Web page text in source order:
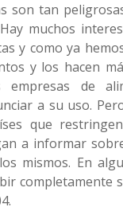
son tan
muchos
y como ya
y los hacen
empresas de
a su uso.
que
a informar
mismos. En
completamente